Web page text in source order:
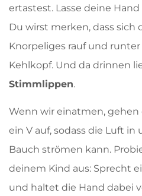
ertastest. Lasse deine
Du wirst merken, dass sich
Knorpeliges rauf und
Kehlkopf. Und da drinnen
Stimmlippen.
Wenn wir einatmen,
ein V auf, sodass die Luft
Bauch strömen kann.
deinem Kind aus: Sprecht
und haltet die Hand dabei